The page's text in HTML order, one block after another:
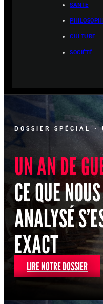
SANTÉ
CULTURE
SOCIÉTÉ
DOSSIER SPÉCIAL
UN AN DE
CE QUE
ANALYSÉ
EXACT
LIRE NOTRE DOSSIER